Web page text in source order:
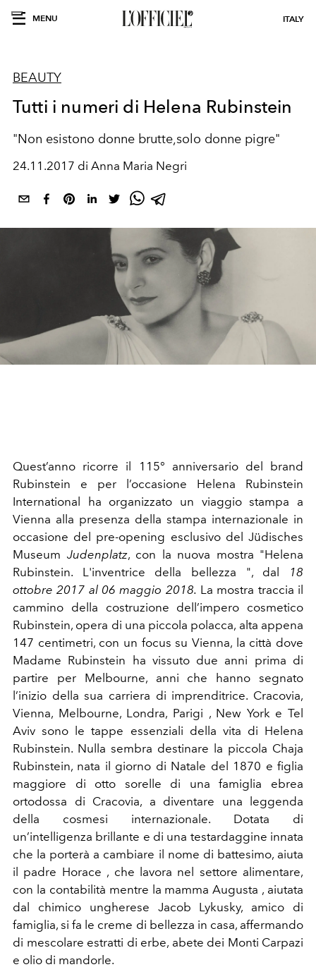
MENU ITALY
BEAUTY
Tutti i numeri di Helena Rubinstein
"Non esistono donne brutte,solo donne pigre"
24.11.2017 di Anna Maria Negri
Quest’anno ricorre il 115° anniversario del brand
Rubinstein e per l’occasione Helena Rubinstein
International ha organizzato un viaggio stampa a
Vienna alla presenza della stampa internazionale in
occasione del pre-opening esclusivo del Jüdisches
Museum Judenplatz, con la nuova mostra "Helena
Rubinstein. L'inventrice della bellezza ", dal
18
ottobre 2017 al 06 maggio 2018. La mostra traccia il
cammino della costruzione dell’impero cosmetico
Rubinstein, opera di una piccola polacca, alta appena
147 centimetri, con un focus su Vienna, la città dove
Madame Rubinstein ha vissuto due anni prima di
partire per Melbourne, anni che hanno segnato
l’inizio della sua carriera di imprenditrice. Cracovia,
Vienna, Melbourne, Londra, Parigi , New York e Tel
Aviv sono le tappe essenziali della vita di Helena
Rubinstein. Nulla sembra destinare la piccola Chaja
Rubinstein, nata il giorno di Natale del 1870 e figlia
maggiore di otto sorelle di una famiglia ebrea
ortodossa di Cracovia, a diventare una leggenda
della cosmesi internazionale. Dotata di
un’intelligenza brillante e di una testardaggine innata
che la porterà a cambiare il nome di battesimo, aiuta
il padre Horace , che lavora nel settore alimentare,
con la contabilità mentre la mamma Augusta , aiutata
dal chimico ungherese Jacob Lykusky, amico di
famiglia, si fa le creme di bellezza in casa, affermando
di mescolare estratti di erbe, abete dei Monti Carpazi
e olio di mandorle.